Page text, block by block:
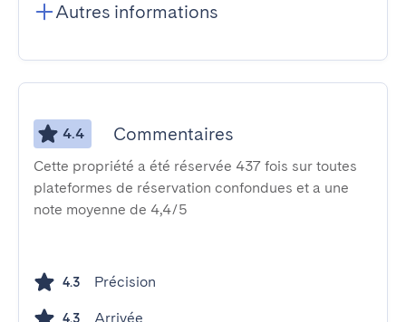
Autres informations
4.4 Commentaires
Cette propriété a été réservée 437 fois sur toutes
plateformes de réservation confondues et a une
note moyenne de 4,4/5
4.3 Précision
4.3 Arrivée